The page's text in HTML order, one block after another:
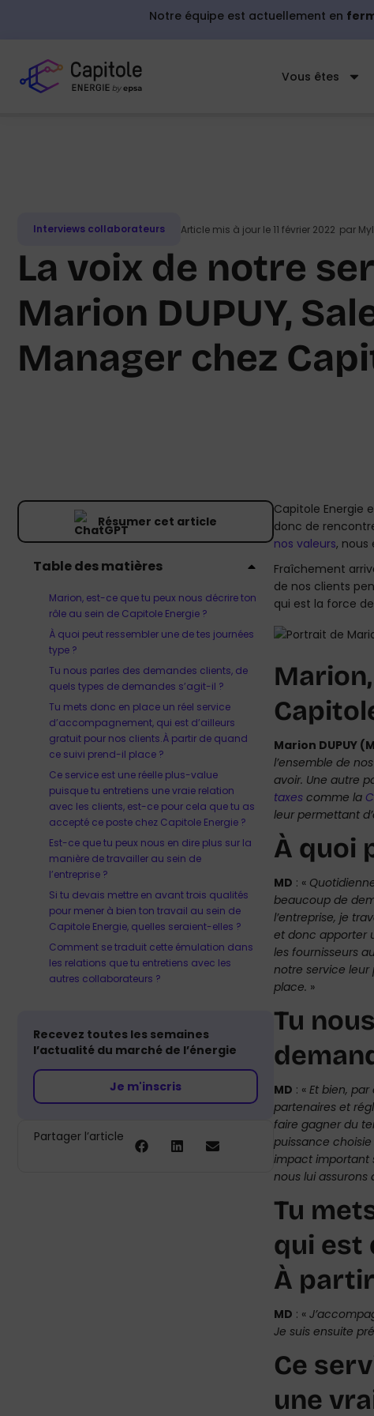
Notre équipe est actuellement en
Vous êtes
Interviews collaborateurs Article mis à jour le 11 février 2022 par
La voix de notre
Marion DUPUY,
Manager chez
Résumer cet article
Table des matières
Marion, est-ce que tu peux nous décrire ton
rôle au sein de Capitole Energie ?
À quoi peut ressembler une de tes journées
type ?
Tu nous parles des demandes clients, de
quels types de demandes s’agit-il ?
Tu mets donc en place un réel service
d’accompagnement, qui est d’ailleurs
gratuit pour nos clients.À partir de quand
ce suivi prend-il place ?
Ce service est une réelle plus-value
puisque tu entretiens une vraie relation
avec les clients, est-ce pour cela que tu as
accepté ce poste chez Capitole Energie ?
Est-ce que tu peux nous en dire plus sur la
manière de travailler au sein de
l’entreprise ?
Si tu devais mettre en avant trois qualités
pour mener à bien ton travail au sein de
Capitole Energie, quelles seraient-elles ?
Comment se traduit cette émulation dans
les relations que tu entretiens avec les
autres collaborateurs ?
Recevez toutes les semaines
l’actualité du marché de l’énergie
Je m'inscris
Partager l’article
Capitole Energie
donc de
nos valeurs, nous
Fraîchement
de nos clients
qui est la force
Marion DUPUY
l’ensemble de
avoir. Une autre
taxes comme la
leur permettant
À quoi
MD : «
beaucoup de
l’entreprise, je
et donc apporter
les fournisseurs
notre service leur
place. »
Tu
MD : « Et bien,
partenaires et
faire gagner du
puissance
impact important
nous lui assurons
Tu
qui est
À
MD : «
Je suis ensuite
Ce
une